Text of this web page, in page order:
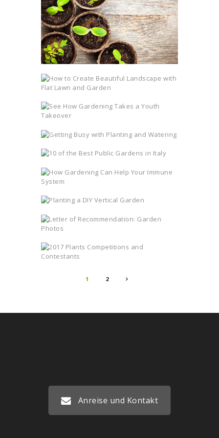
Beitragsnavigation
PAGE
1 PAGE
2
Anreise und Kontakt